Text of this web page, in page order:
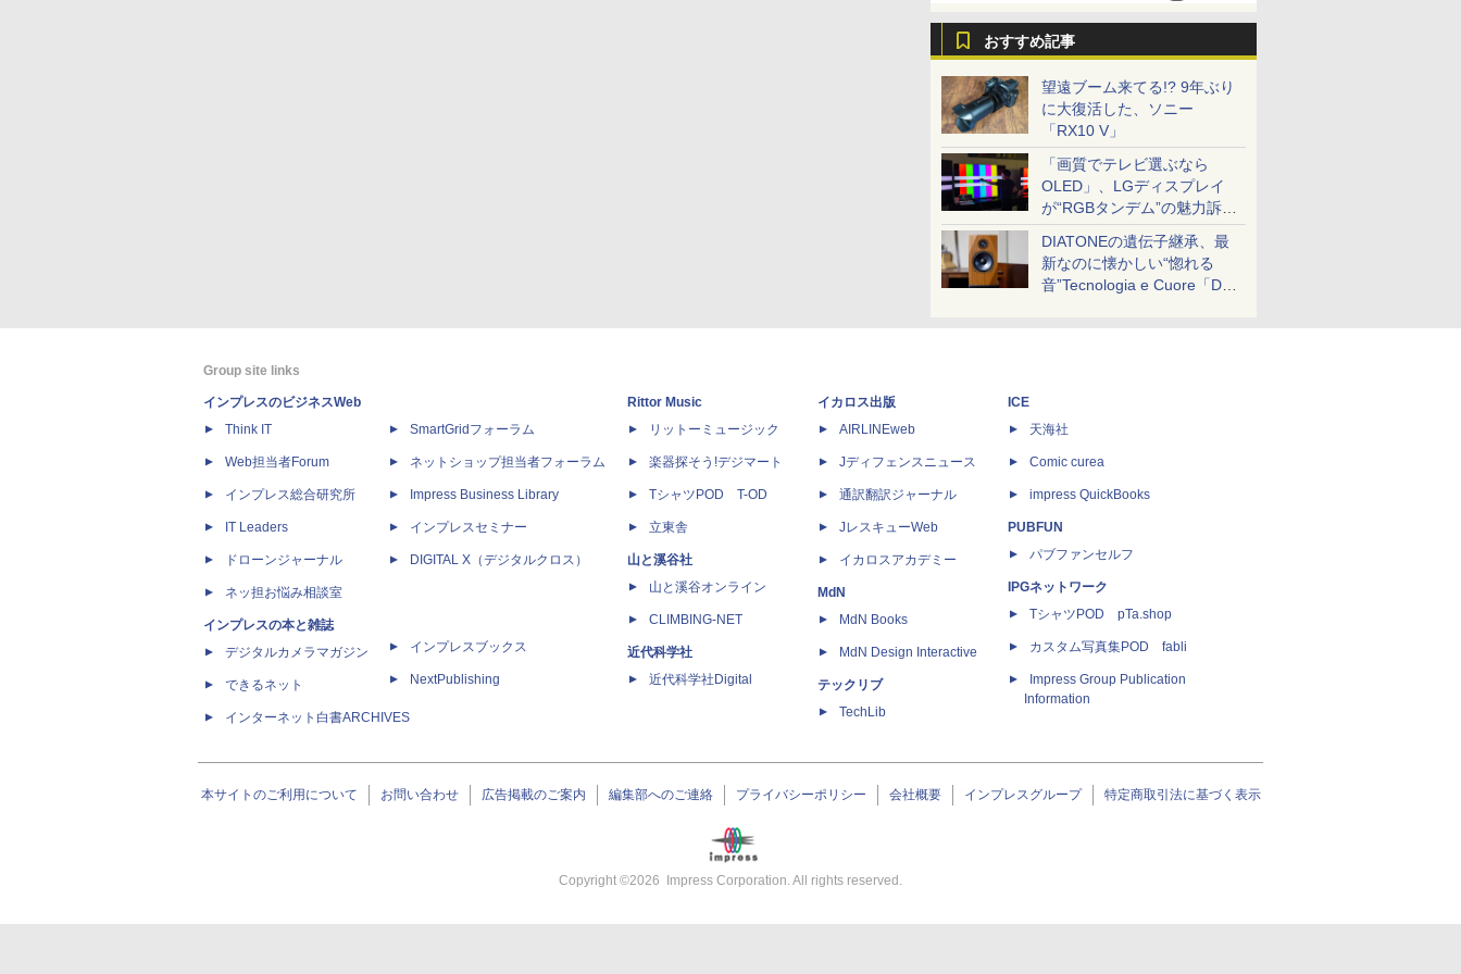
おすすめ記事
望遠ブーム来てる!? 9年ぶり
に大復活した、ソニー
「RX10 V」
「画質でテレビ選ぶなら
OLED」、LGディスプレイ
が“RGBタンデム”の魅力訴
求。液晶とのガチ比較も
DIATONEの遺伝子継承、最
新なのに懐かしい“惚れる
音”Tecnologia e Cuore「DS-
Group site links
インプレスのビジネスWeb
Think IT
Web担当者Forum
インプレス総合研究所
IT Leaders
ドローンジャーナル
ネッ担お悩み相談室
インプレスの本と雑誌
デジタルカメラマガジン
できるネット
インターネット白書ARCHIVES
SmartGridフォーラム
ネットショップ担当者フォーラム
Impress Business Library
インプレスセミナー
DIGITAL X（デジタルクロス）
インプレスブックス
NextPublishing
Rittor Music
リットーミュージック
楽器探そう!デジマート
TシャツPOD T-OD
立東舎
山と溪谷社
山と溪谷オンライン
CLIMBING-NET
近代科学社
近代科学社Digital
イカロス出版
AIRLINEweb
Jディフェンスニュース
通訳翻訳ジャーナル
JレスキューWeb
イカロスアカデミー
MdN
MdN Books
MdN Design Interactive
テックリブ
TechLib
ICE
天海社
Comic curea
impress QuickBooks
PUBFUN
パブファンセルフ
IPGネットワーク
TシャツPOD pTa.shop
カスタム写真集POD fabli
Impress Group Publication
Information
本サイトのご利用について お問い合わせ 広告掲載のご案内 編集部へのご連絡 プライバシーポリシー 会社概要 インプレスグループ 特定商取引法に基づく表示
Copyright ©2026 Impress Corporation. All rights reserved.